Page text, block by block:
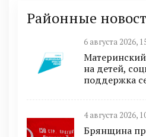
Районные
6 августа 2026,
на детей,
поддержка
4 августа 2026,
Брянщина